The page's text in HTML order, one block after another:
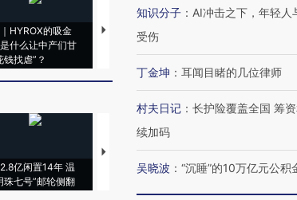
HYROX的吸金
什么让中产们甘
钱找虐”？
马航飞行员跨国走私7万
粒摇头丸 尿检体内含3种
亿闲置14年 温
珠七号”邮轮侧翻
特朗普出席葬礼疑似打瞌
睡引争议 白宫怒斥批评
38岁梅西上演帽
知识分子 ： AI冲击之下，年轻人
受伤
丁金坤 ： 耳闻目睹的几位律师
村夫日记 ： 长护险覆盖全国 筹
续加码
吴晓波 ： “沉睡”的10万亿元公积